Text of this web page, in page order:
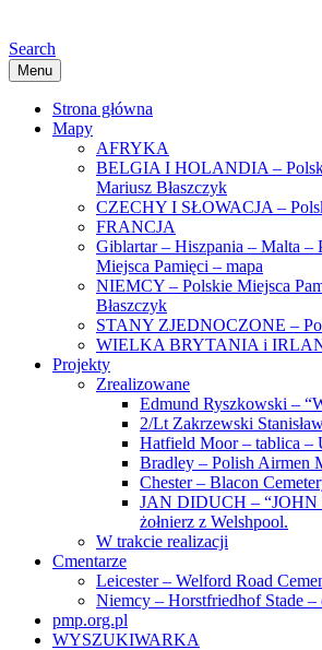
Search
Menu
Strona główna
Mapy
AFRYKA
BELGIA I HOLANDIA –
Mariusz Błaszczyk
CZECHY I SŁOWACJA –
FRANCJA
Giblartar – Hiszpania – Malta –
Miejsca Pamięci – mapa
NIEMCY – Polskie Miejsca
Błaszczyk
STANY ZJEDNOCZONE –
WIELKA BRYTANIA i
Projekty
Zrealizowane
Edmund Ryszkowski –
2/Lt Zakrzewski
Hatfield Moor – tablica –
Bradley – Polish Airmen
Chester – Blacon
JAN DIDUCH –
żołnierz z Welshpool.
W trakcie realizacji
Cmentarze
Leicester – Welford Road
Niemcy – Horstfriedhof Stade –
pmp.org.pl
WYSZUKIWARKA